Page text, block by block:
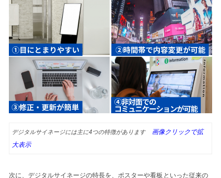
デジタルサイネージには主に4つの特徴があります
画像クリックで拡
大表示
次に、デジタルサイネージの特長を、ポスターや看板といった従来の